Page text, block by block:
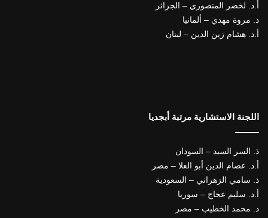
أ.د. لخضر المنصوري – الجزائر
د. مروة مهدي – ألمانيا
أ.د. هشام زين الدين – لبنان
اللجنة الاستشارية مرتبة أبجديا
ذ. السر السيد – السودان
أ.د. عصام الدين أبو العلا – مصر
ذ. سامي الزهراني – السعودية
أ.د. سليم عجاج – سوريا
د. محمد الخطيب – مصر